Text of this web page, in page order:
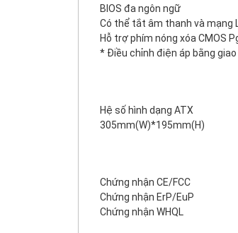
BIOS đa ngôn ngữ
Có thể tắt âm thanh và mạng
Hỗ trợ phím nóng xóa CMOS
* Điều chỉnh điện áp bằng
Hệ số hình dạng ATX
305mm(W)*195mm(H)
Chứng nhận CE/FCC
Chứng nhận ErP/EuP
Chứng nhận WHQL